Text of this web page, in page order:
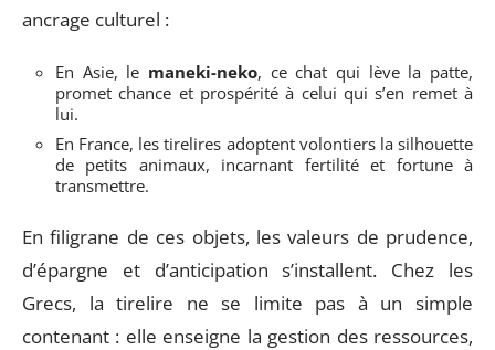
ancrage culturel :
En Asie, le maneki-neko, ce chat qui lève la patte,
promet chance et prospérité à celui qui s’en remet à
lui.
En France, les tirelires adoptent volontiers la silhouette
de petits animaux, incarnant fertilité et fortune à
transmettre.
En filigrane de ces objets, les valeurs de prudence,
d’épargne et d’anticipation s’installent. Chez les
Grecs, la tirelire ne se limite pas à un simple
contenant : elle enseigne la gestion des ressources,